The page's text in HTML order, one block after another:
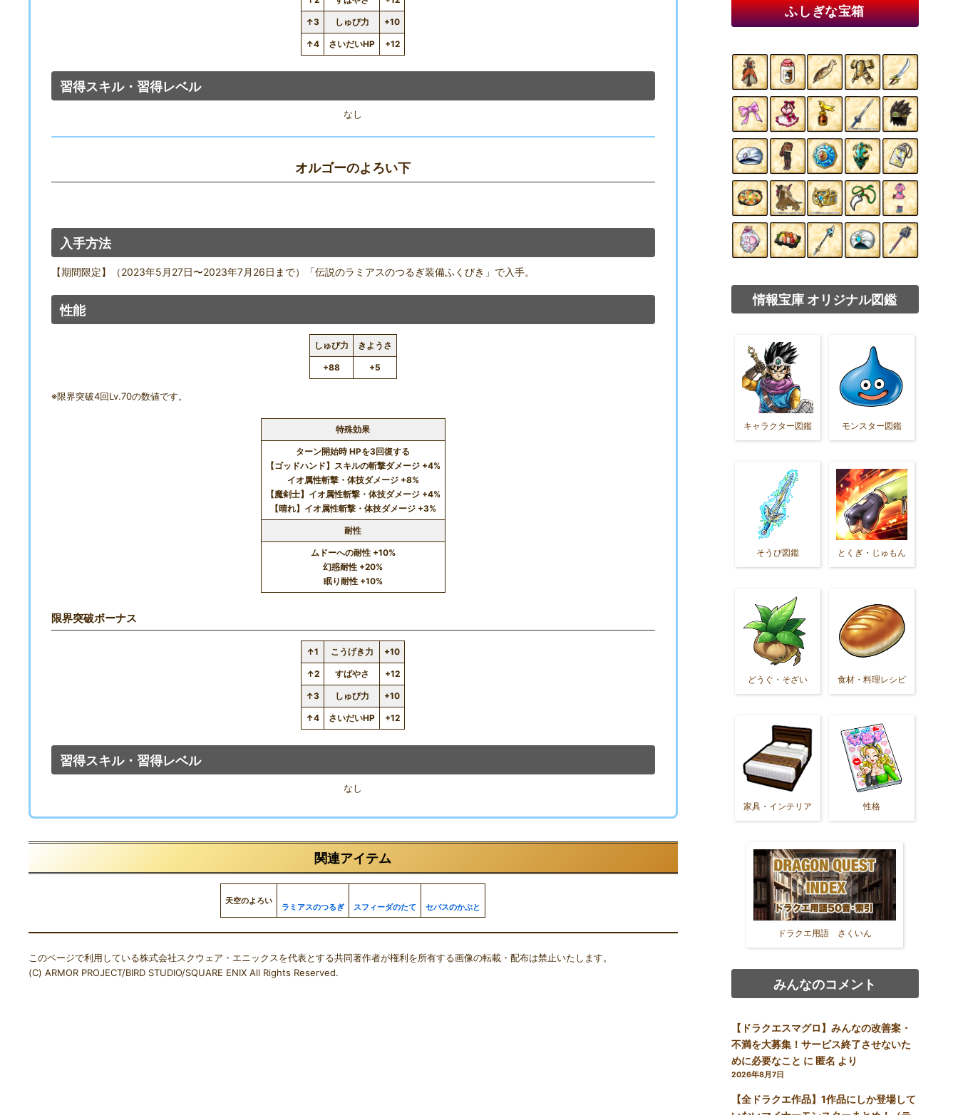
↑3 しゅび力 +10
↑4 さいだいHP +12
習得スキル・習得レベル
なし
オルゴーのよろい下
入手方法
【期間限定】（2023年5月27日〜2023年7月26日まで）「伝説のラミアスのつるぎ装備ふくびき」で入手。
性能
しゅび力 きようさ
+88 +5
※限界突破4回Lv.70の数値です。
特殊効果
ターン開始時 HPを3回復する
【ゴッドハンド】スキルの斬撃ダメージ +4%
イオ属性斬撃・体技ダメージ +8%
【魔剣士】イオ属性斬撃・体技ダメージ +4%
【晴れ】イオ属性斬撃・体技ダメージ +3%
耐性
ムドーへの耐性 +10%
幻惑耐性 +20%
眠り耐性 +10%
限界突破ボーナス
↑1 こうげき力 +10
↑2 すばやさ +12
↑3 しゅび力 +10
↑4 さいだいHP +12
習得スキル・習得レベル
なし
関連アイテム
天空のよろい
ラミアスのつるぎ スフィーダのたて セバスのかぶと
このページで利用している株式会社スクウェア・エニックスを代表とする共同著作者が権利を所有する画像の転載・配布は禁止いたします。
(C) ARMOR PROJECT/BIRD STUDIO/SQUARE ENIX All Rights Reserved.
ふしぎな宝箱
情報宝庫 オリジナル図鑑
キャラクター図鑑 モンスター図鑑
そうび図鑑 とくぎ・じゅもん
どうぐ・そざい 食材・料理レシピ
家具・インテリア 性格
ドラクエ用語 さくいん
みんなのコメント
【ドラクエスマグロ】みんなの改善案・
不満を大募集！サービス終了させないた
めに必要なこと に 匿名 より
2026年8月7日
【全ドラクエ作品】1作品にしか登場して